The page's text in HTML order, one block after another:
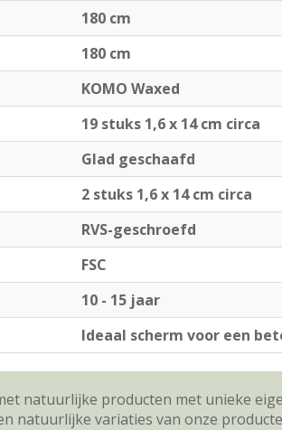
180 cm
180 cm
KOMO Waxed
19 stuks 1,6 x 14 cm circa
Glad geschaafd
2 stuks 1,6 x 14 cm circa
RVS-geschroefd
FSC
10 - 15 jaar
Ideaal scherm voor een
natuurlijke producten met unieke
natuurlijke variaties van onze